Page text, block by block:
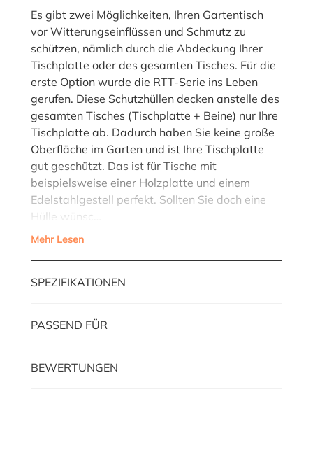
Es gibt zwei Möglichkeiten, Ihren Gartentisch
vor Witterungseinflüssen und Schmutz zu
schützen, nämlich durch die Abdeckung Ihrer
Tischplatte oder des gesamten Tisches. Für die
erste Option wurde die RTT-Serie ins Leben
gerufen. Diese Schutzhüllen decken anstelle des
gesamten Tisches (Tischplatte + Beine) nur Ihre
Tischplatte ab. Dadurch haben Sie keine große
Oberfläche im Garten und ist Ihre Tischplatte
gut geschützt. Das ist für Tische mit
beispielsweise einer Holzplatte und einem
Edelstahlgestell perfekt. Sollten Sie doch eine
Hülle wünsc…
Mehr Lesen
SPEZIFIKATIONEN
PASSEND FÜR
BEWERTUNGEN